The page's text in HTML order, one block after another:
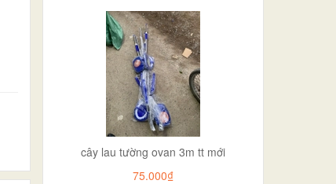
cây lau tường ovan 3m tt mới
75.000₫